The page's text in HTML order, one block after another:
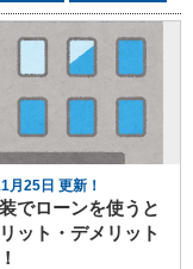
月25日 更新！
でローンを使うと
ット・デメリット